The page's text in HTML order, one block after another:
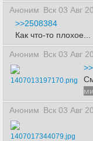
Аноним Вск 03 Авг
>>2508384
Как что-то плохое...
Аноним Вск 03 Авг
1407013197170.png
Аноним Вск 03 Авг
1407017344079.jpg